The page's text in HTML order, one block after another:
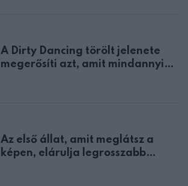
A Dirty Dancing törölt jelenete
megerősíti azt, amit mindannyian
Az első állat, amit meglátsz a
képen, elárulja legrosszabb